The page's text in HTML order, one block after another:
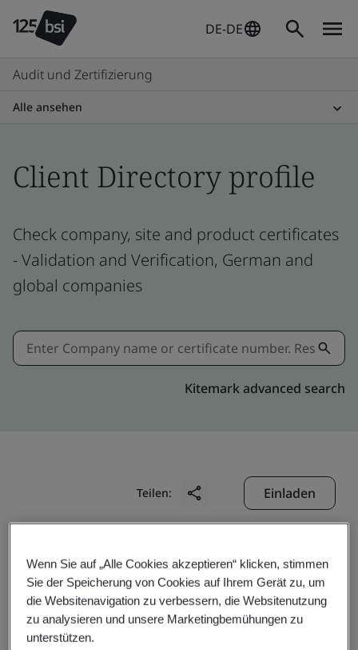
DE-DE
Audit und Zertifizierung
Alle ansehen
Client Directory profile
Check company, site and product certificates
- Validation and Verification, German and
global companies
Kitemark advanced search
Teilen: Einladen
BBK Leathers Pvt. Ltd.
Wenn Sie auf „Alle Cookies akzeptieren“ klicken, stimmen
Sie der Speicherung von Cookies auf Ihrem Gerät zu, um
die Websitenavigation zu verbessern, die Websitenutzung
zu analysieren und unsere Marketingbemühungen zu
unterstützen.